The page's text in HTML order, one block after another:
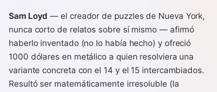
Sam Loyd — el creador de puzzles de Nueva York,
nunca corto de relatos sobre sí mismo — afirmó
haberlo inventado (no lo había hecho) y ofreció
1000 dólares en metálico a quien resolviera una
variante concreta con el 14 y el 15 intercambiados.
Resultó ser matemáticamente irresoluble (la